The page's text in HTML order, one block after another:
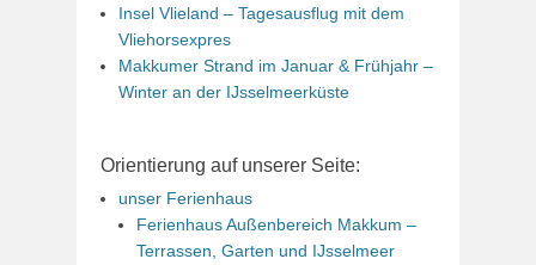
Insel Vlieland – Tagesausflug mit dem
Vliehorsexpres
Makkumer Strand im Januar & Frühjahr –
Winter an der IJsselmeerküste
Orientierung auf unserer Seite:
unser Ferienhaus
Ferienhaus Außenbereich Makkum –
Terrassen, Garten und IJsselmeer